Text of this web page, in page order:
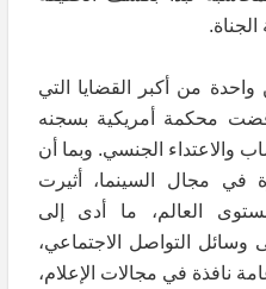
من أكبر القضايا التي
محكمة أمريكية بسجنه
والاعتداء الجنسي. وبما أن
في مجال السينما، أثيرت
العالم، ما أدى إلى
التواصل الاجتماعي،
نافذة في مجالات الإعلام،